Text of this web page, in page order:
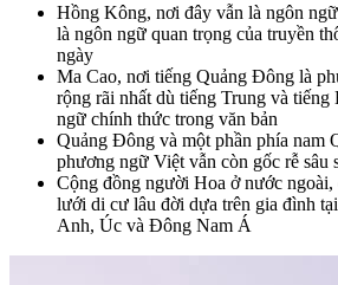
Hồng Kông, nơi đây vẫn là ngôn
là ngôn ngữ quan trọng của truyền
ngày
Ma Cao, nơi tiếng Quảng Đông là
rộng rãi nhất dù tiếng Trung và
ngữ chính thức trong văn bản
Quảng Đông và một phần phía nam
phương ngữ Việt vẫn còn gốc rễ sâu
Cộng đồng người Hoa ở nước ngoài,
lưới di cư lâu đời dựa trên gia đình
Anh, Úc và Đông Nam Á